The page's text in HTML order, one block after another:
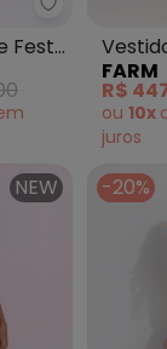
Farm -
Festa
FARM
R$
ou 10x
juros
NEW -20%